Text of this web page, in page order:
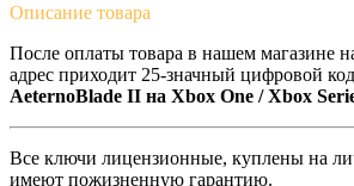
Описание товара
После оплаты товара в нашем магазине
адрес приходит 25-значный цифровой
AeternoBlade II на Xbox One / Xbox
Все ключи лицензионные, куплены на
имеют пожизненную гарантию.